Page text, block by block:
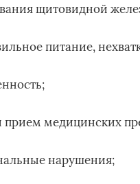
щитовидной
питание,
прием медицинских
нарушения;